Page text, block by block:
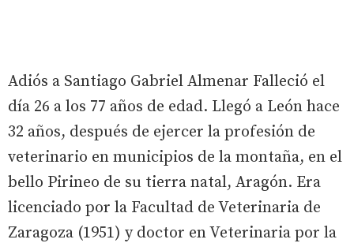
Adiós a Santiago Gabriel Almenar Falleció el
día 26 a los 77 años de edad. Llegó a León hace
32 años, después de ejercer la profesión de
veterinario en municipios de la montaña, en el
bello Pirineo de su tierra natal, Aragón. Era
licenciado por la Facultad de Veterinaria de
Zaragoza (1951) y doctor en Veterinaria por la